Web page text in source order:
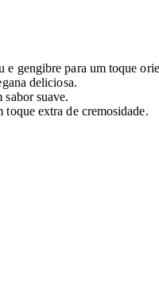
e gengibre para um toque
deliciosa.
suave.
extra de cremosidade.